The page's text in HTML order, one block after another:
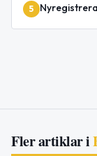
5
Fler artiklar i